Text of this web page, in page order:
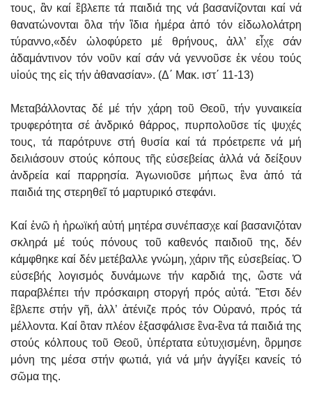
τους, ἂν καί ἒβλεπε τά παιδιά της νά βασανίζονται καί νά
θανατώνονται ὃλα τήν ἲδια ἡμέρα ἀπό τόν εἰδωλολάτρη
τύραννο,«δέν ὠλοφύρετο μέ θρήνους, ἀλλ’ εἶχε σάν
ἀδαμάντινον τόν νοῦν καί σάν νά γεννοῦσε ἐκ νέου τούς
υἱούς της εἰς τήν ἀθανασίαν». (Δ΄ Μακ. ιστ΄ 11-13)
Μεταβάλλοντας δέ μέ τήν χάρη τοῦ Θεοῦ, τήν γυναικεία
τρυφερότητα σέ ἀνδρικό θάρρος, πυρπολοῦσε τίς ψυχές
τους, τά παρότρυνε στή θυσία καί τά πρόετρεπε νά μή
δειλιάσουν στούς κόπους τῆς εὐσεβείας ἀλλά νά δείξουν
ἀνδρεία καί παρρησία. Ἀγωνιοῦσε μήπως ἓνα ἀπό τά
παιδιά της στερηθεῖ τό μαρτυρικό στεφάνι.
Καί ἐνῶ ἡ ἡρωϊκή αὐτή μητέρα συνέπασχε καί βασανιζόταν
σκληρά μέ τούς πόνους τοῦ καθενός παιδιοῦ της, δέν
κάμφθηκε καί δέν μετέβαλλε γνώμη, χάριν τῆς εὐσεβείας. Ὁ
εὐσεβής λογισμός δυνάμωνε τήν καρδιά της, ὣστε νά
παραβλέπει τήν πρόσκαιρη στοργή πρός αὐτά. Ἒτσι δέν
ἒβλεπε στήν γῆ, ἀλλ’ ἀτένιζε πρός τόν Οὐρανό, πρός τά
μέλλοντα. Καί ὃταν πλέον ἐξασφάλισε ἓνα-ἓνα τά παιδιά της
στούς κόλπους τοῦ Θεοῦ, ὑπέρτατα εὐτυχισμένη, ὃρμησε
μόνη της μέσα στήν φωτιά, γιά νά μήν ἀγγίξει κανείς τό
σῶμα της.